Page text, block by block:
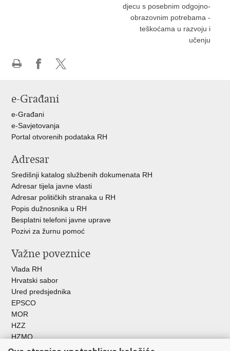
djecu s posebnim odgojno-
obrazovnim potrebama -
teškoćama u razvoju i
učenju
Facebooku
X-
e-Građani
e-Građani
e-Savjetovanja
Portal otvorenih podataka RH
Adresar
Središnji katalog službenih dokumenata RH
Adresar tijela javne vlasti
Adresar političkih stranaka u RH
Popis dužnosnika u RH
Besplatni telefoni javne uprave
Pozivi za žurnu pomoć
Važne poveznice
Vlada RH
Hrvatski sabor
Ured predsjednika
EPSCO
MOR
HZZ
HZMO
REGOS